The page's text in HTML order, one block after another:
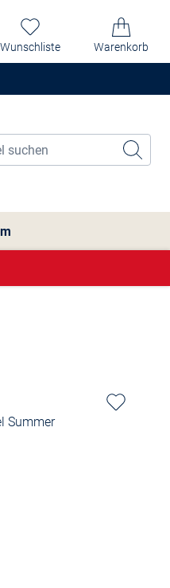
Wunschliste Warenkorb
Summer